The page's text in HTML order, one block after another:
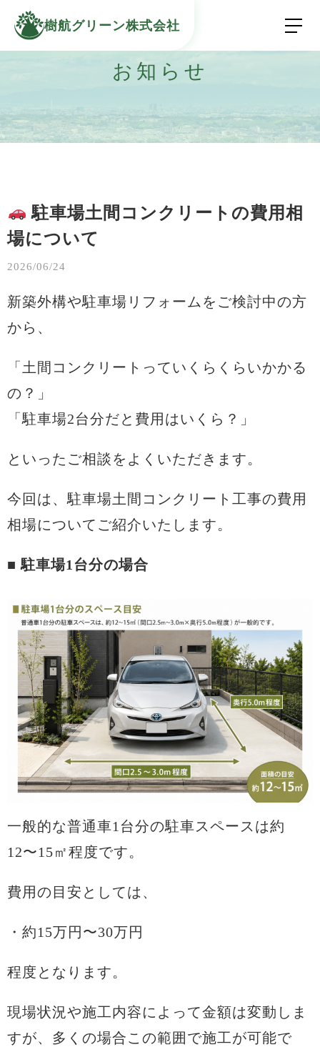
樹航グリーン株式会社
お知らせ
駐車場土間コンクリートの費用相
場について
2026/06/24
新築外構や駐車場リフォームをご検討中の方
から、
「土間コンクリートっていくらくらいかかる
の？」
「駐車場2台分だと費用はいくら？」
といったご相談をよくいただきます。
今回は、駐車場土間コンクリート工事の費用
相場についてご紹介いたします。
■ 駐車場1台分の場合
一般的な普通車1台分の駐車スペースは約
12〜15㎡程度です。
費用の目安としては、
・約15万円〜30万円
程度となります。
現場状況や施工内容によって金額は変動しま
すが、多くの場合この範囲で施工が可能で